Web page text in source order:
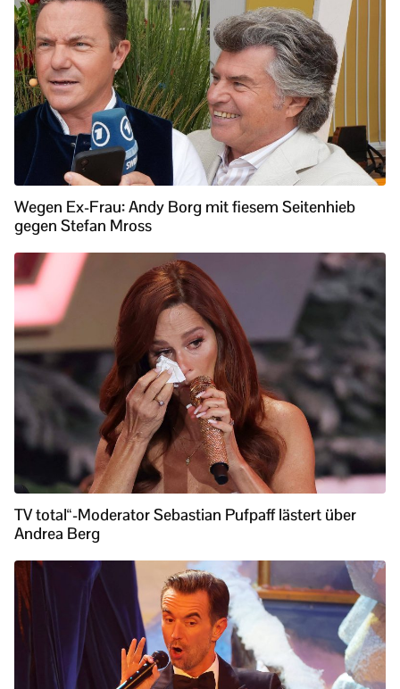
Wegen Ex-Frau: Andy Borg mit fiesem Seitenhieb
gegen Stefan Mross
TV total“-Moderator Sebastian Pufpaff lästert über
Andrea Berg